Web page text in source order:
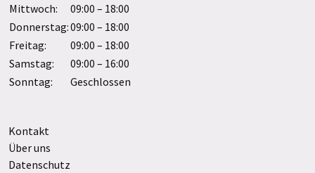
Mittwoch:
09:00 – 18:00
Donnerstag:09:00 – 18:00
Freitag:
09:00 – 18:00
Samstag:
09:00 – 16:00
Sonntag:
Geschlossen
Kontakt
Über uns
Datenschutz